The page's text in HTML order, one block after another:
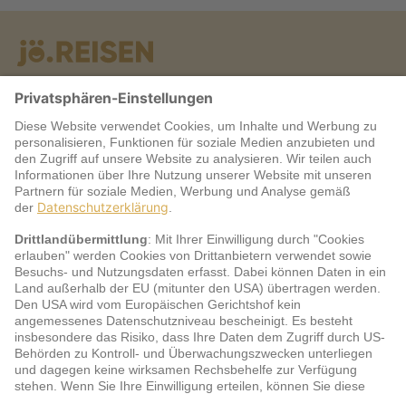
Warum jö?
Service
jö Bonus Club Partner